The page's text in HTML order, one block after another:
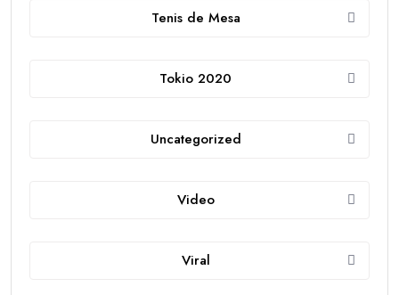
Tenis de Mesa
Tokio 2020
Uncategorized
Video
Viral